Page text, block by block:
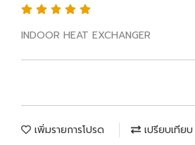
INDOOR HEAT EXCHANGER
เพิ่มรายการโปรด เปรียบเทียบ